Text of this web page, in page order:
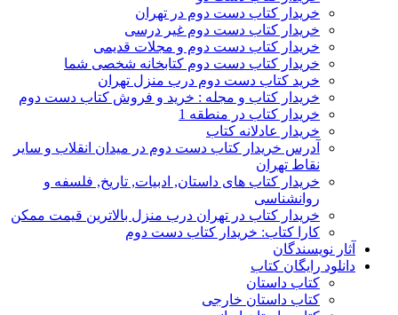
خریدار کتاب دست دوم در تهران
خریدار کتاب دست دوم غیر درسی
خریدار کتاب دست دوم و مجلات قدیمی
خریدار کتاب دست دوم کتابخانه شخصی شما
خرید کتاب دست دوم درب منزل تهران
خریدار کتاب و مجله : خرید و فروش کتاب دست دوم
خریدار کتاب در منطقه 1
خریدار عادلانه کتاب
آدرس خریدار کتاب دست دوم در میدان انقلاب و سایر
نقاط تهران
خریدار کتاب های داستان, ادبیات, تاریخ, فلسفه و
روانشناسی
خریدار کتاب در تهران درب منزل بالاترین قیمت ممکن
کارا کتاب: خریدار کتاب دست دوم
آثار نویسندگان
دانلود رایگان کتاب
کتاب داستان
کتاب داستان خارجی